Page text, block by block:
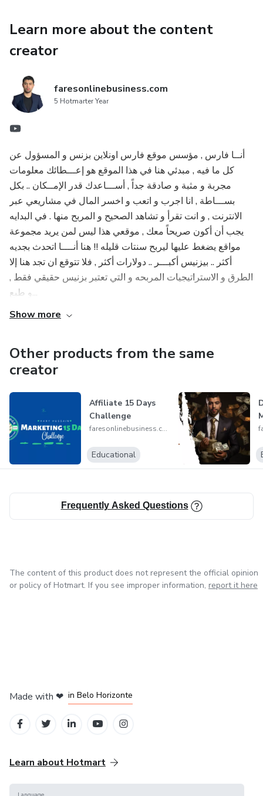
في نهاية الدورة، ستمتلك مجموعة أدوات قوية للهيمنة على مجال
المبيعات الكبيرة، مستفيدًا من تقنيات التعامل الاستراتيجي مع
إلى إغلاق المبيعات، نرشدك في كل خطوة نحو تحقيق النجاح اللا
مثيل له في المبيعات.
انضم إلينا في هذه الرحلة مع "الهيمنة على التقويم: إتقان
المبيعات الخاصة بك اليوم!
Learn more about the content
creator
faresonlinebusiness.com
5 Hotmarter Year
أنــا فارس , مؤسس موقع فارس اونلاين بزنس و المسؤول عن
كل ما فيه , مبدئي هنا في هذا الموقع هو إعـــطائك معلومات
مجربة و مثبة و صادقة جداً , أســـاعدك قدر الإمــكان .. بكل
بســـاطة , انا اجرب و اتعب و اخسر المال في مشاريعي عبر
الانترنت , و انت تقرأ و تشاهد الصحيح و المربح منها . في البدايه
يجب أن أكون صريحاً معك , موقعي هذا ليس لمن يريد مجموعة
مواقع يضغط عليها ليربح سنتات قليله !! هنا أنــــا اتحدث بجديه
أكثر .. بيزنيس أكبـــر .. دولارات أكثر , فلا تتوقع ان تجد هنا إلا
الطرق و الاستراتيجيات المربحه و التي تعتبر بزنيس حقيقي فقط ,
Show more
Other products from the same
creator
Affiliate 15 Days
Challenge
faresonlinebusiness.com
Educational
Frequently Asked Questions
The content of this product does not represent the official opinion
or policy of Hotmart. If you see improper information, report it here
Made with ❤ in Belo Horizonte
Learn about Hotmart